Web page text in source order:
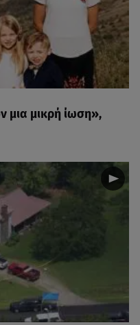
μια μικρή ίωση»,